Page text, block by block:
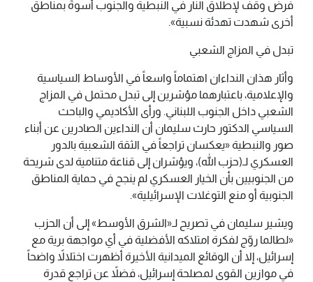
فرض وقف لإطلاق النار في النبطية والجنوب أسوةً بمناطق
أخرى شهدت تهدئة نسبية».
تبدل في المزاج الشعبي
وأثار هذان النداءان اهتماماً واسعاً في الأوساط السياسية
والإعلامية، باعتبارهما مؤشرين إلى تبدل محتمل في المزاج
الشعبي داخل الجنوب اللبناني. ورأى الأكاديمي والباحث
السياسي الدكتور حارث سليمان أن النداءين الصادرين عن أبناء
صور والنبطية «يعكسان تراجعاً في الثقة الشعبية بالدور
العسكري لـ(حزب الله)، ويؤشران إلى قناعة متنامية لدى شريحة
من الجنوبيين بأن الخيار العسكري لم ينجح في حماية المناطق
الجنوبية أو منع التوغلات الإسرائيلية».
ويشير سليمان في تصريح لـ«الشرق الأوسط» إلى أن الحزب
«لطالما روّج لفكرة امتلاكه الأفضلية في أي مواجهة برية مع
إسرائيل، إلا أن الوقائع الميدانية الأخيرة أظهرت اختلالاً واضحاً
في موازين القوى لمصلحة إسرائيل، فضلاً عن تراجع قدرة